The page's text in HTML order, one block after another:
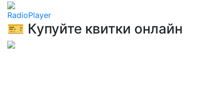
RadioPlayer
🎫 Купуйте квитки онлайн